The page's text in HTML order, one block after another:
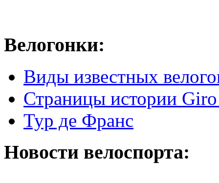
Велогонки:
Виды известных
Страницы истории
Тур де Франс
Новости велоспорта: